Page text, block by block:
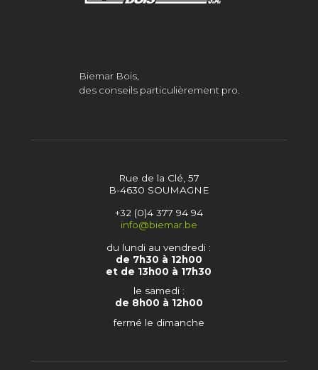
Biemar Bois,
des conseils particulièrement pro.
Rue de la Clé, 57
B-4630 SOUMAGNE
+32 (0)4 377 94 94
info@biemar.be
du lundi au vendredi :
de 7h30 à 12h00
et de 13h00 à 17h30
le samedi :
de 8h00 à 12h00
fermé le dimanche